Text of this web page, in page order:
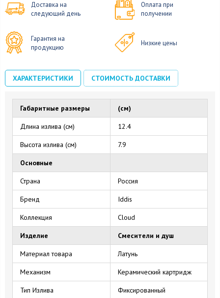
Доставка на
следующий день
Оплата при
получении
Гарантия на
продукцию
Низкие цены
ХАРАКТЕРИСТИКИ СТОИМОСТЬ ДОСТАВКИ
Габаритные размеры (см)
Длина излива (см) 12.4
Высота излива (см) 7.9
Основные
Страна Россия
Бренд Iddis
Коллекция Cloud
Изделие Смесители и душ
Материал товара Латунь
Механизм Керамический картридж
Тип Излива Фиксированный